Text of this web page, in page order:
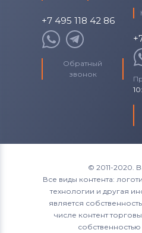
Аккумуляторы для
Fujitsu-Siemens
Аккумуляторы для
Аккумуляторы для
Аккумуляторы для
Аккумуляторы для
Аккумуляторы для
Venue
Vostro
XPS 15
+7 495 118 42 86
Обратный
звонок
© 2011-2020.
Все виды контента:
технологии и другая
является
числе контент